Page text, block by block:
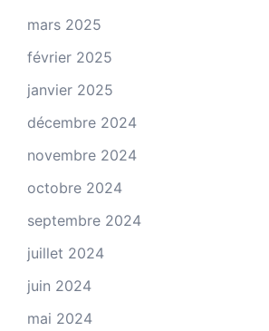
mars 2025
février 2025
janvier 2025
décembre 2024
novembre 2024
octobre 2024
septembre 2024
juillet 2024
juin 2024
mai 2024